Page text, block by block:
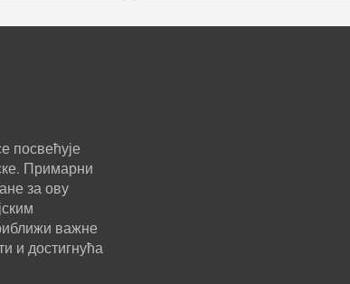
посвећује
Примарни
за ову
важне
и достигнућа